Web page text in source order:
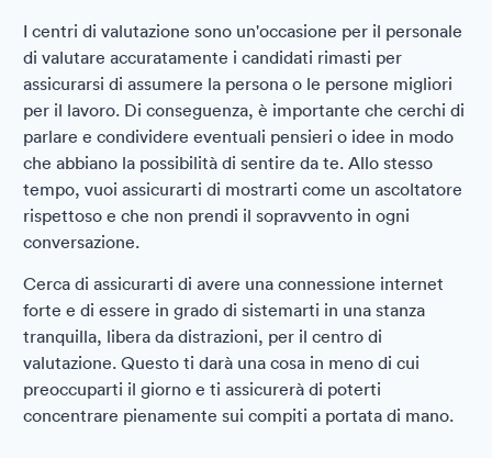
I centri di valutazione sono un'occasione per il personale
di valutare accuratamente i candidati rimasti per
assicurarsi di assumere la persona o le persone migliori
per il lavoro. Di conseguenza, è importante che cerchi di
parlare e condividere eventuali pensieri o idee in modo
che abbiano la possibilità di sentire da te. Allo stesso
tempo, vuoi assicurarti di mostrarti come un ascoltatore
rispettoso e che non prendi il sopravvento in ogni
conversazione.
Cerca di assicurarti di avere una connessione internet
forte e di essere in grado di sistemarti in una stanza
tranquilla, libera da distrazioni, per il centro di
valutazione. Questo ti darà una cosa in meno di cui
preoccuparti il giorno e ti assicurerà di poterti
concentrare pienamente sui compiti a portata di mano.